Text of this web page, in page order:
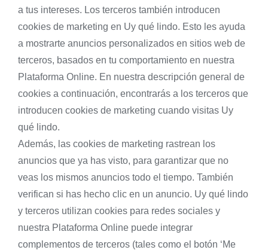
a tus intereses. Los terceros también introducen
cookies de marketing en Uy qué lindo. Esto les ayuda
a mostrarte anuncios personalizados en sitios web de
terceros, basados en tu comportamiento en nuestra
Plataforma Online. En nuestra descripción general de
cookies a continuación, encontrarás a los terceros que
introducen cookies de marketing cuando visitas Uy
qué lindo.
Además, las cookies de marketing rastrean los
anuncios que ya has visto, para garantizar que no
veas los mismos anuncios todo el tiempo. También
verifican si has hecho clic en un anuncio. Uy qué lindo
y terceros utilizan cookies para redes sociales y
nuestra Plataforma Online puede integrar
complementos de terceros (tales como el botón ‘Me